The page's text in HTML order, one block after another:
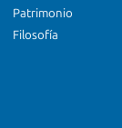
Patrimonio
Filosofía